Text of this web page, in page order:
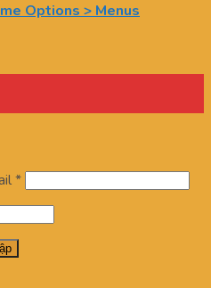
Options > Menus
*